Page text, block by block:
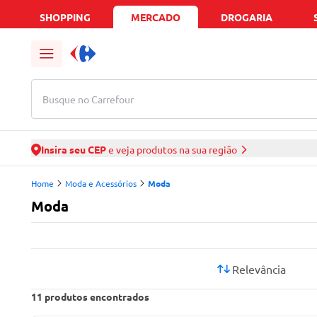
SHOPPING MERCADO DROGARIA
Busque no Carrefour
Insira seu CEPe veja produtos na sua região
Home Moda e Acessórios Moda
Moda
11 produtos encontrados
Relevância